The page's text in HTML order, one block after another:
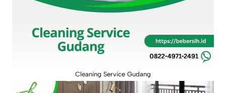
Cleaning Service Gudang